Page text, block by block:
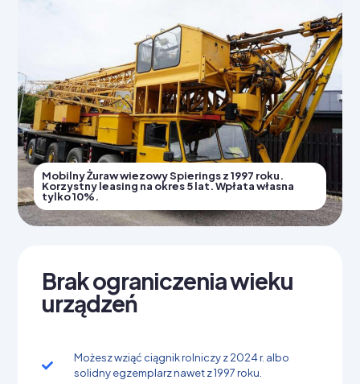
Brak ograniczenia wieku
urządzeń
Możesz wziąć ciągnik rolniczy z 2024 r. albo
solidny egzemplarz nawet z 1997 roku.
Mobilny Żuraw wiezowy Spierings z 1997 roku.
Korzystny leasing na okres 5 lat. Wpłata własna
tylko 10%.